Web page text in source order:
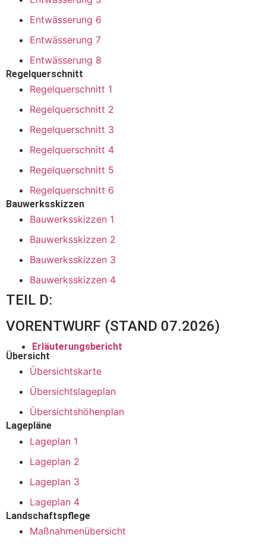
Entwässerung 6
Entwässerung 7
Entwässerung 8
Regelquerschnitt
Regelquerschnitt 1
Regelquerschnitt 2
Regelquerschnitt 3
Regelquerschnitt 4
Regelquerschnitt 5
Regelquerschnitt 6
Bauwerksskizzen
Bauwerksskizzen 1
Bauwerksskizzen 2
Bauwerksskizzen 3
Bauwerksskizzen 4
TEIL D:
VORENTWURF (STAND 07.2026)
Erläuterungsbericht
Übersicht
Übersichtskarte
Übersichtslageplan
Übersichtshöhenplan
Lagepläne
Lageplan 1
Lageplan 2
Lageplan 3
Lageplan 4
Landschaftspflege
Maßnahmenübersicht